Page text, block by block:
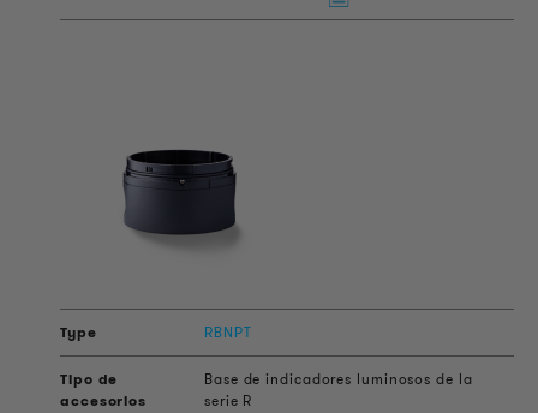
RBNPT
Base de indicadores luminosos de la
serie R